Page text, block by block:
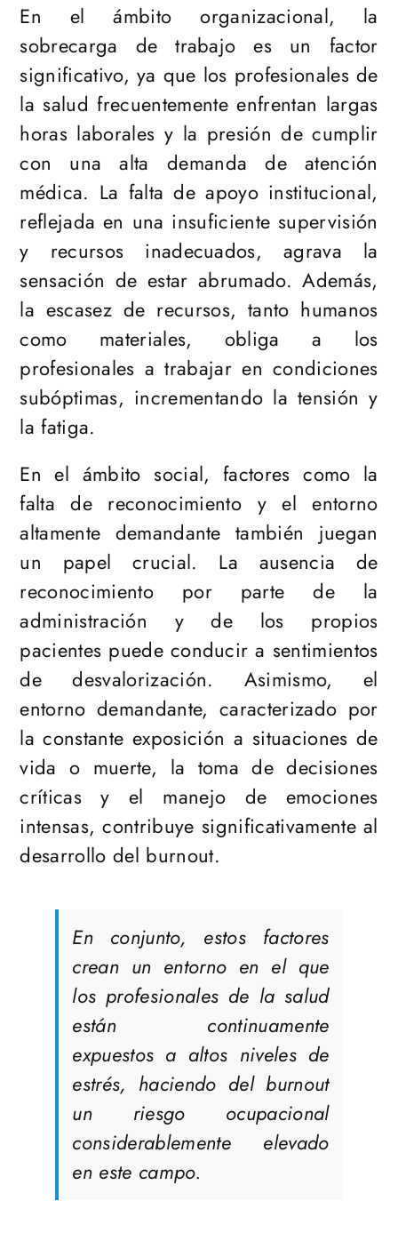
En el ámbito organizacional, la
sobrecarga de trabajo es un factor
significativo, ya que los profesionales de
la salud frecuentemente enfrentan largas
horas laborales y la presión de cumplir
con una alta demanda de atención
médica. La falta de apoyo institucional,
reflejada en una insuficiente supervisión
y recursos inadecuados, agrava la
sensación de estar abrumado. Además,
la escasez de recursos, tanto humanos
como materiales, obliga a los
profesionales a trabajar en condiciones
subóptimas, incrementando la tensión y
la fatiga.
En el ámbito social, factores como la
falta de reconocimiento y el entorno
altamente demandante también juegan
un papel crucial. La ausencia de
reconocimiento por parte de la
administración y de los propios
pacientes puede conducir a sentimientos
de desvalorización. Asimismo, el
entorno demandante, caracterizado por
la constante exposición a situaciones de
vida o muerte, la toma de decisiones
críticas y el manejo de emociones
intensas, contribuye significativamente al
desarrollo del burnout.
En conjunto, estos factores
crean un entorno en el que
los profesionales de la salud
están continuamente
expuestos a altos niveles de
estrés, haciendo del burnout
un riesgo ocupacional
considerablemente elevado
en este campo.